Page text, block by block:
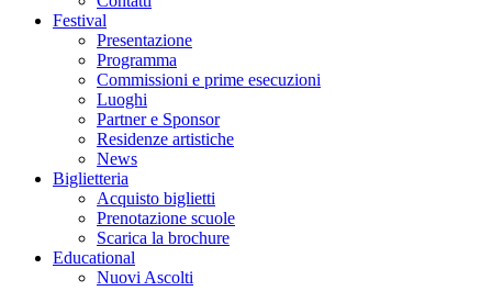
Festival
Presentazione
Programma
Commissioni e prime esecuzioni
Luoghi
Partner e Sponsor
Residenze artistiche
News
Biglietteria
Acquisto biglietti
Prenotazione scuole
Scarica la brochure
Educational
Nuovi Ascolti